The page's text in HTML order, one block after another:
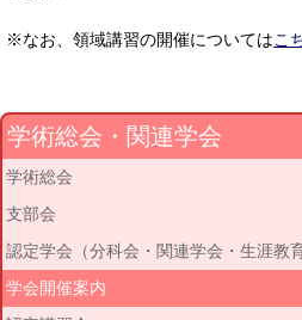
※なお、領域講習の開催についてはこ
学術総会・関連学会
学術総会
支部会
認定学会（分科会・関連学会・生涯教
学会開催案内